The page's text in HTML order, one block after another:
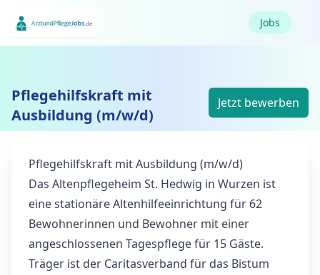
Jobs
Pflegehilfskraft mit
Ausbildung (m/w/d)
Jetzt bewerben
Pflegehilfskraft mit Ausbildung (m/w/d)
Das Altenpflegeheim St. Hedwig in Wurzen ist
eine stationäre Altenhilfeeinrichtung für 62
Bewohnerinnen und Bewohner mit einer
angeschlossenen Tagespflege für 15 Gäste.
Träger ist der Caritasverband für das Bistum